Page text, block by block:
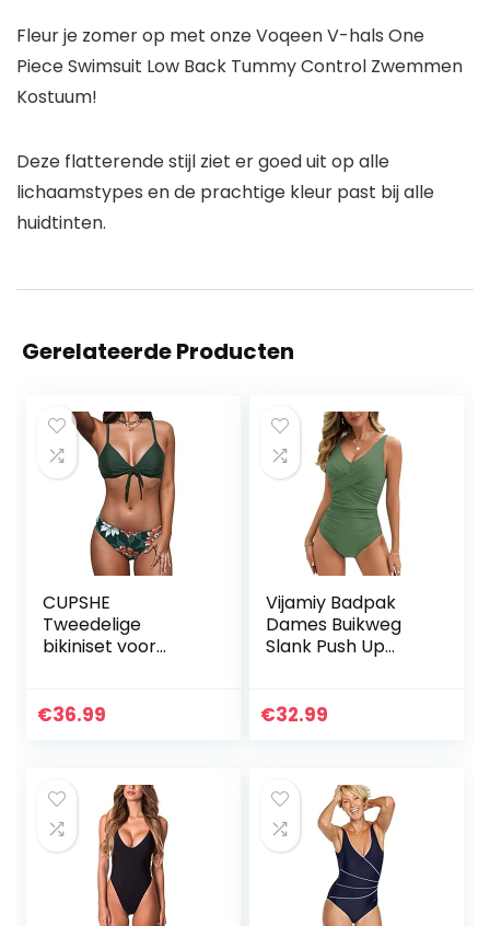
Fleur je zomer op met onze Voqeen V-hals One
Piece Swimsuit Low Back Tummy Control Zwemmen
Kostuum!
Deze flatterende stijl ziet er goed uit op alle
lichaamstypes en de prachtige kleur past bij alle
huidtinten.
Gerelateerde Producten
CUPSHE
Tweedelige
bikiniset voor
knoop konijntje
€36.99
Vijamiy Badpak
Dames Buikweg
Slank Push Up
Dames Modieus
€32.99